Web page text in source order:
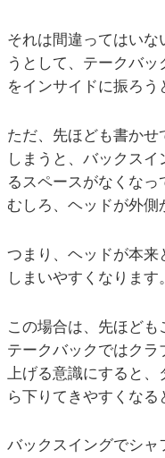
それは間違ってはいな
うとして、テークバ
をインサイドに振ろう
ただ、先ほども書かせ
しまうと、バックス
るスペースがなくなっ
むしろ、ヘッドが外側
つまり、ヘッドが本来
しまいやすくなります。
この場合は、先ほども
テークバックではクラ
上げる意識にすると
ら下りてきやすくなる
バックスイングでシ